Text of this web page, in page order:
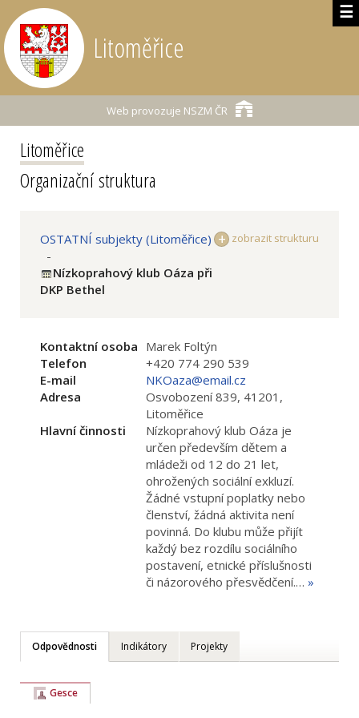
☰
Litoměřice
Web provozuje NSZM ČR
Litoměřice
Organizační struktura
zobrazit strukturu
OSTATNÍ subjekty (Litoměřice)
-
Nízkoprahový klub Oáza při
DKP Bethel
Kontaktní osoba Marek Foltýn
Telefon
+420 774 290 539
E-mail
NKOaza@email.cz
Adresa
Osvobození 839, 41201,
Litoměřice
Hlavní činnosti
Nízkoprahový klub Oáza je
určen především dětem a
mládeži od 12 do 21 let,
ohrožených sociální exkluzí.
Žádné vstupní poplatky nebo
členství, žádná aktivita není
povinná. Do klubu může přijít
každý bez rozdílu sociálního
postavení, etnické příslušnosti
či názorového přesvědčení.… »
Odpovědnosti Indikátory Projekty
Gesce